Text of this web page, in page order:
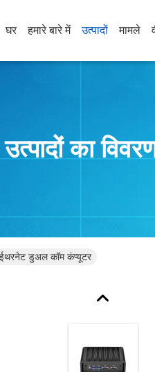
घर हमारे बारे में उत्पादों मामले
उत्पादों का
डुअल कॉम कंप्यूटर